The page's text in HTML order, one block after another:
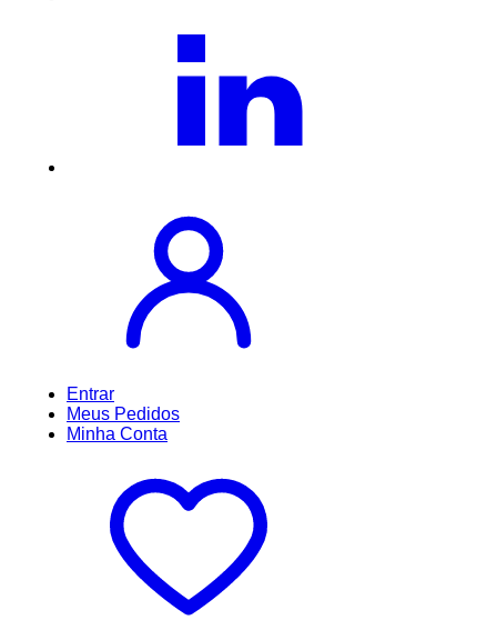
Entrar
Meus Pedidos
Minha Conta